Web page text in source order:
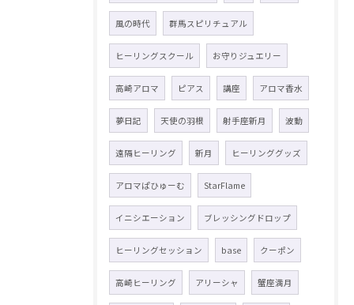
風の時代 群馬スピリチュアル
ヒーリングスクール お守りジュエリー
高崎アロマ ピアス 講座 アロマ香水
夢日記 天使の羽根 射手座新月 波動
遠隔ヒーリング 新月 ヒーリンググッズ
アロマぱひゅーむ StarFlame
イニシエーション ブレッシングドロップ
ヒーリングセッション base クーポン
高崎ヒーリング アリーシャ 蟹座満月